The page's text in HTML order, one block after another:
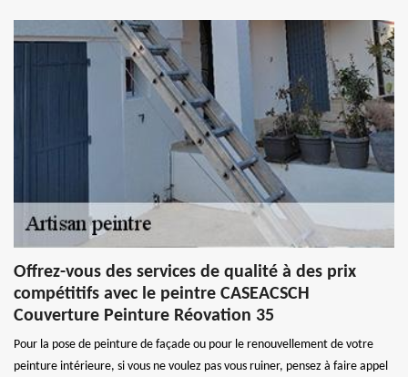
Offrez-vous des services de qualité à des prix
compétitifs avec le peintre CASEACSCH
Couverture Peinture Réovation 35
Pour la pose de peinture de façade ou pour le renouvellement de votre
peinture intérieure, si vous ne voulez pas vous ruiner, pensez à faire appel